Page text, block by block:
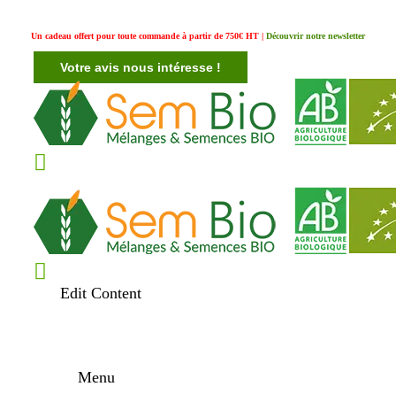
Un cadeau offert pour toute commande à partir de 750€ HT | Découvrir notre newsletter
Votre avis nous intéresse !
Edit Content
Menu